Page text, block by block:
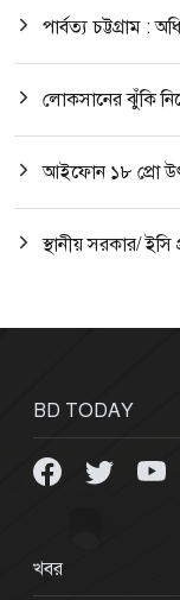
পার্বত্য চট্টগ্রাম :
লোকসানের ঝুঁকি
আইফোন ১৮ প্রো
স্থানীয় সরকার/
BD TODAY
খবর